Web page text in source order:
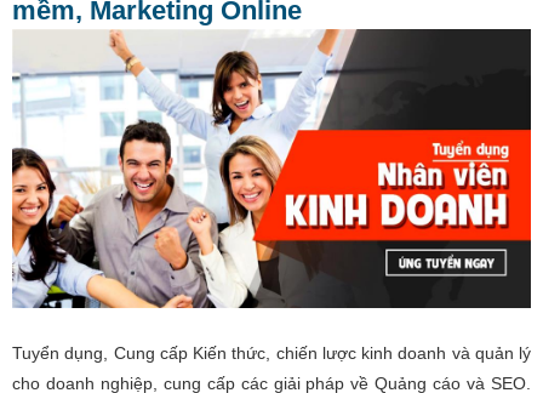
mềm, Marketing Online
Tuyển dụng, Cung cấp Kiến thức, chiến lược kinh doanh và quản lý
cho doanh nghiệp, cung cấp các giải pháp về Quảng cáo và SEO.